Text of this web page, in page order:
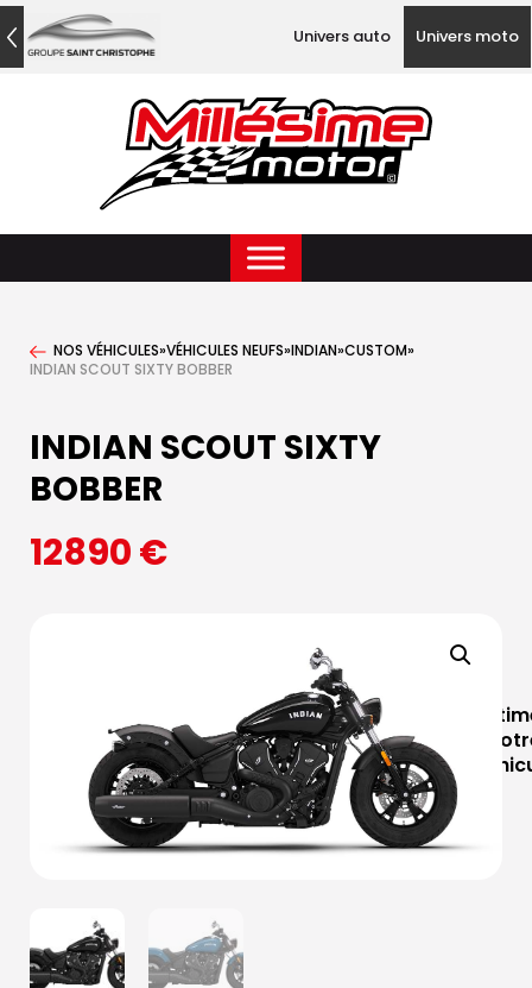
Univers auto Univers moto
NOS VÉHICULES»VÉHICULES NEUFS»INDIAN»CUSTOM»
INDIAN SCOUT SIXTY BOBBER
INDIAN SCOUT SIXTY
BOBBER
12890€